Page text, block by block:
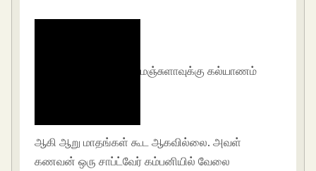
மஞ்சுளாவுக்கு கல்யாணம்
ஆகி ஆறு மாதங்கள் கூட ஆகவில்லை. அவள்
கணவன் ஒரு சாப்ட்வேர் கம்பனியில் வேலை